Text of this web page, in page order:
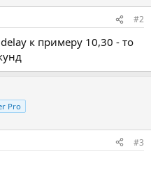
#2
к примеру 10,30 - то
Pro
#3